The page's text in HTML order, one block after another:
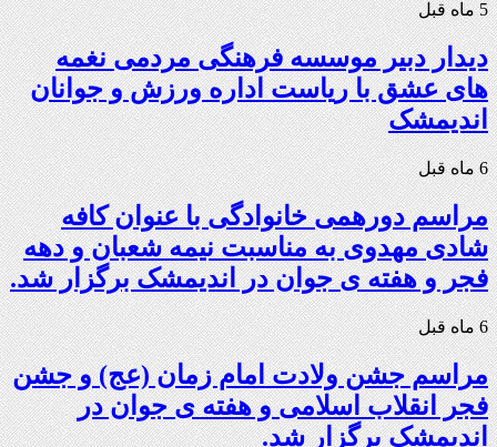
5 ماه قبل
دیدار دبیر موسسه فرهنگی مردمی نغمه
های عشق با ریاست اداره ورزش و جوانان
اندیمشک
6 ماه قبل
مراسم دورهمی خانوادگی با عنوان کافه
شادی مهدوی به مناسبت نیمه شعبان و دهه
فجر و هفته ی جوان در اندیمشک برگزار شد.
6 ماه قبل
مراسم جشن ولادت امام زمان (عج) و جشن
فجر انقلاب اسلامی و هفته ی جوان در
اندیمشک برگزار شد.